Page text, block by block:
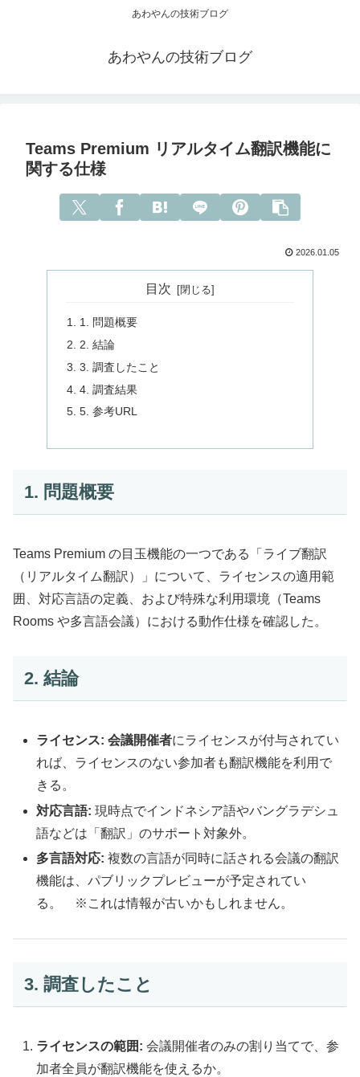
あわやんの技術ブログ
あわやんの技術ブログ
Teams Premium リアルタイム翻訳機能に
関する仕様
2026.01.05
目次
1. 問題概要
2. 結論
3. 調査したこと
4. 調査結果
5. 参考URL
1. 問題概要
Teams Premium の目玉機能の一つである「ライブ翻訳
（リアルタイム翻訳）」について、ライセンスの適用範
囲、対応言語の定義、および特殊な利用環境（Teams
Rooms や多言語会議）における動作仕様を確認した。
2. 結論
ライセンス: 会議開催者にライセンスが付与されてい
れば、ライセンスのない参加者も翻訳機能を利用で
きる。
対応言語: 現時点でインドネシア語やバングラデシュ
語などは「翻訳」のサポート対象外。
多言語対応: 複数の言語が同時に話される会議の翻訳
機能は、パブリックプレビューが予定されてい
る。 ※これは情報が古いかもしれません。
3. 調査したこと
ライセンスの範囲: 会議開催者のみの割り当てで、参
加者全員が翻訳機能を使えるか。